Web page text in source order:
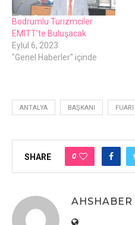
Bodrumlu Turizmciler
EMITT’te Buluşacak
Eylül 6, 2023
"Genel Haberler" içinde
ANTALYA BAŞKANI FUARI
SHARE 0
AHSHABER